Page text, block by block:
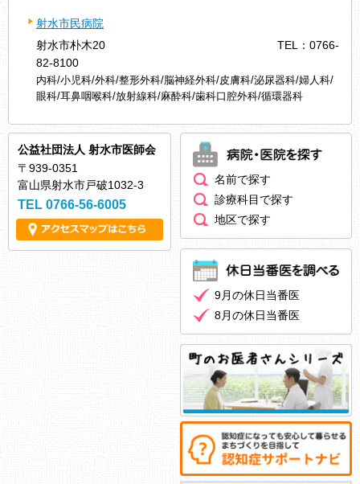
射水市民病院
射水市朴木20
TEL：0766-
82-8100
内科/小児科/外科/整形外科/脳神経外科/皮膚科/泌尿器科/婦人科/
眼科/耳鼻咽喉科/放射線科/麻酔科/歯科口腔外科/循環器科
名前で探す
診療科目で探す
地区で探す
9月の休日当番医
8月の休日当番医
公益社団法人 射水市医師会
〒939-0351
富山県射水市戸破1032-3
TEL 0766-56-6005